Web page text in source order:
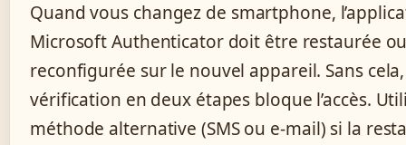
Quand vous changez de smartphone,
Microsoft Authenticator doit être restaurée
reconfigurée sur le nouvel appareil. Sans
vérification en deux étapes bloque l’accès.
méthode alternative (SMS ou e-mail) si la